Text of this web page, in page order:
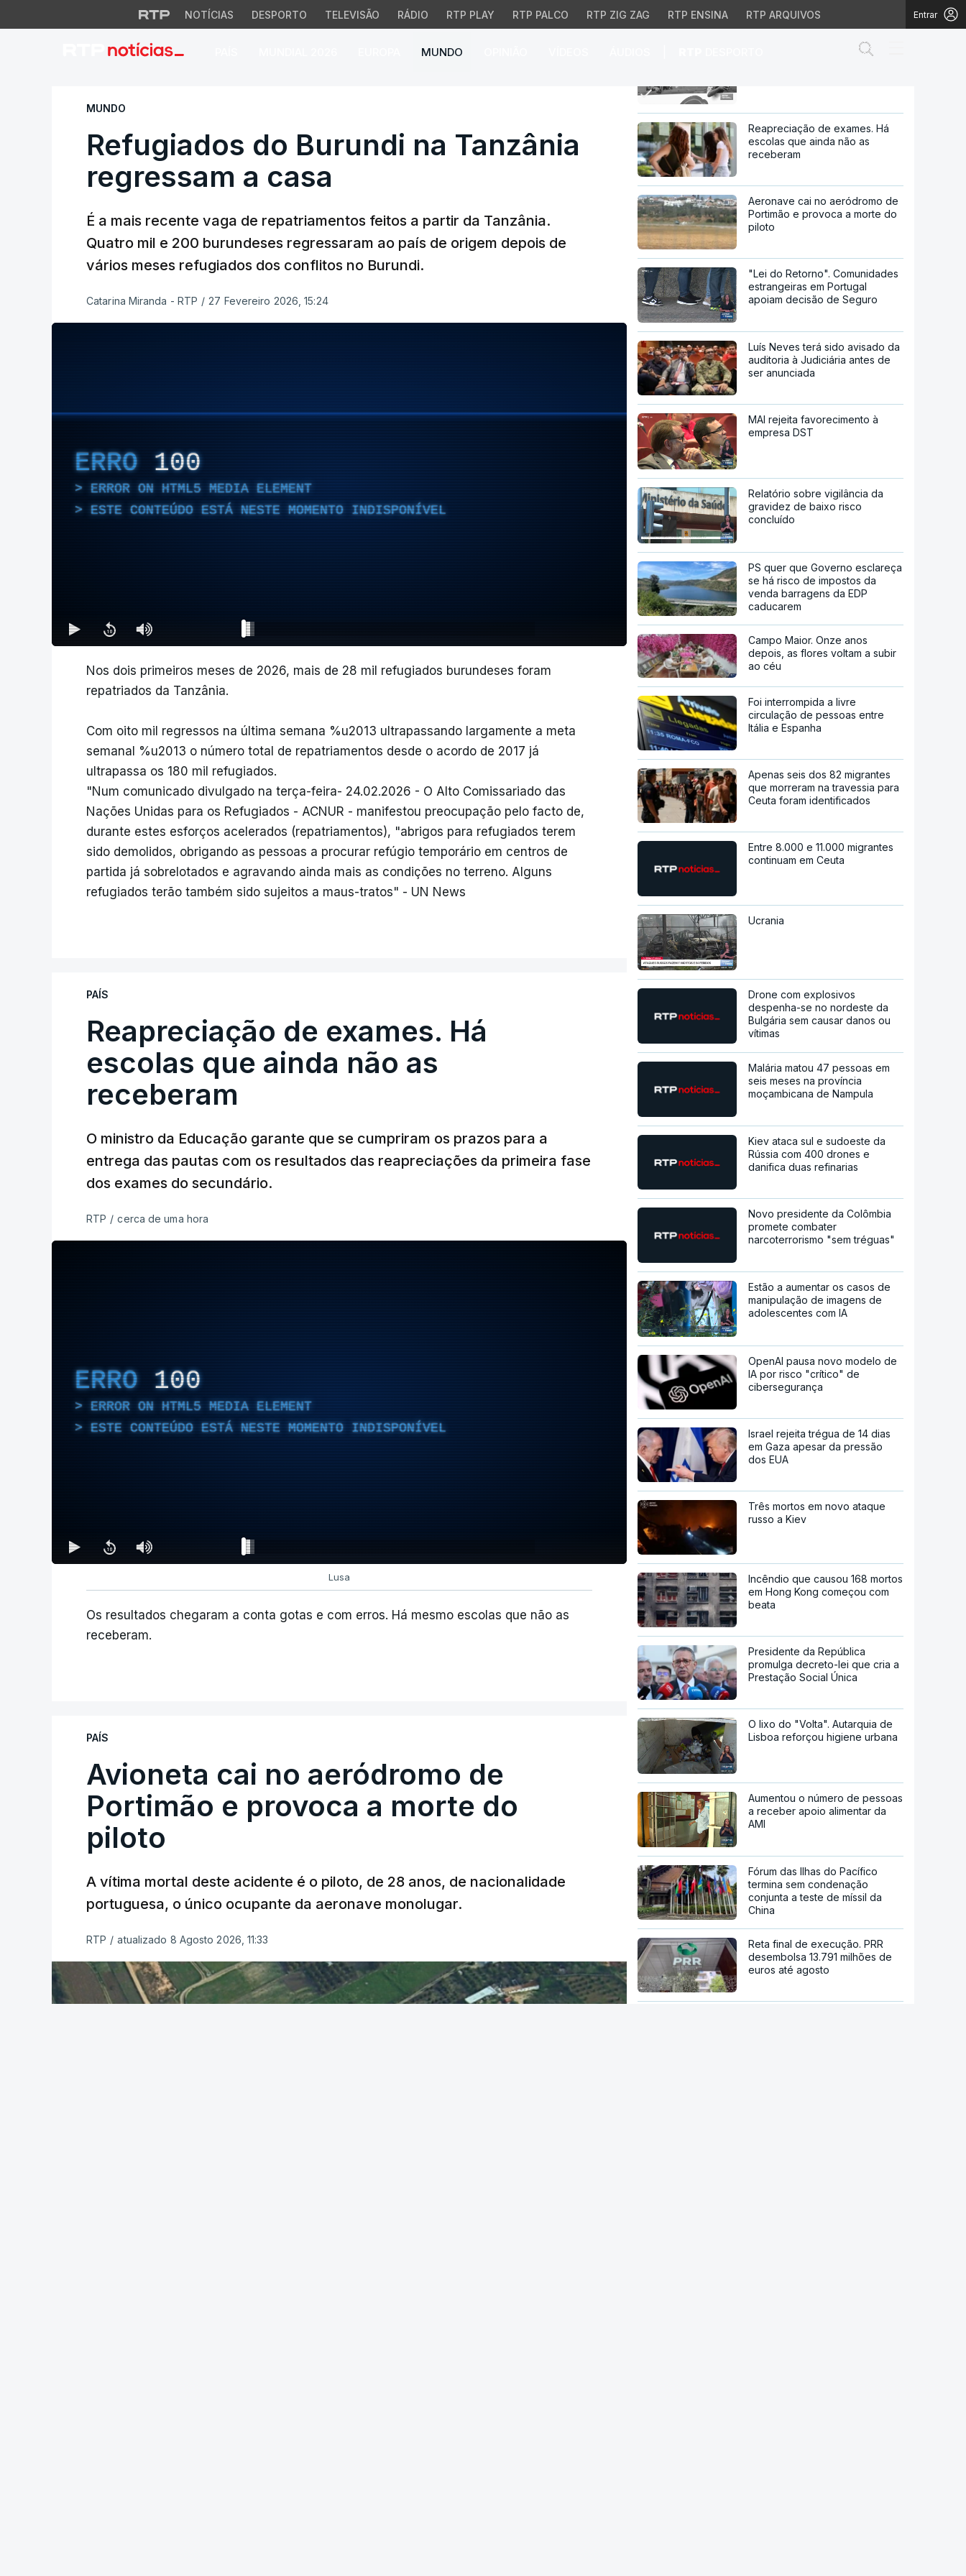
NOTÍCIAS DESPORTO TELEVISÃO RÁDIO RTP PLAY RTP PALCO RTP ZIG ZAG RTP ENSINA RTP ARQUIVOS Entrar
MUNDO
Refugiados do Burundi na Tanzânia regressam a casa
MUNDO
Refugiados do Burundi na Tanzânia
regressam a casa
É a mais recente vaga de repatriamentos feitos a partir da Tanzânia.
Quatro mil e 200 burundeses regressaram ao país de origem depois de
vários meses refugiados dos conflitos no Burundi.
Catarina Miranda - RTP / 27 Fevereiro 2026, 15:24
ERRO 100
ERROR ON HTML5 MEDIA ELEMENT
ESTE CONTEÚDO ESTÁ NESTE MOMENTO INDISPONÍVEL
Nos dois primeiros meses de 2026, mais de 28 mil refugiados burundeses foram
repatriados da Tanzânia.
Com oito mil regressos na última semana %u2013 ultrapassando largamente a meta
semanal %u2013 o número total de repatriamentos desde o acordo de 2017 já
ultrapassa os 180 mil refugiados.
"Num comunicado divulgado na terça-feira- 24.02.2026 - O Alto Comissariado das
Nações Unidas para os Refugiados - ACNUR - manifestou preocupação pelo facto de,
durante estes esforços acelerados (repatriamentos), "abrigos para refugiados terem
sido demolidos, obrigando as pessoas a procurar refúgio temporário em centros de
partida já sobrelotados e agravando ainda mais as condições no terreno. Alguns
refugiados terão também sido sujeitos a maus-tratos" - UN News
PAÍS
Reapreciação de exames. Há
escolas que ainda não as
receberam
O ministro da Educação garante que se cumpriram os prazos para a
entrega das pautas com os resultados das reapreciações da primeira fase
dos exames do secundário.
RTP / cerca de uma hora
ERRO 100
ERROR ON HTML5 MEDIA ELEMENT
ESTE CONTEÚDO ESTÁ NESTE MOMENTO INDISPONÍVEL
Lusa
Os resultados chegaram a conta gotas e com erros. Há mesmo escolas que não as
receberam.
PAÍS
Avioneta cai no aeródromo de
Portimão e provoca a morte do
piloto
A vítima mortal deste acidente é o piloto, de 28 anos, de nacionalidade
portuguesa, o único ocupante da aeronave monolugar.
RTP / atualizado 8 Agosto 2026, 11:33
Refugiados do Burundi na
Reapreciação de exames. Há
escolas que ainda não as
receberam
Aeronave cai no aeródromo de
Portimão e provoca a morte do
piloto
"Lei do Retorno". Comunidades
estrangeiras em Portugal
apoiam decisão de Seguro
Luís Neves terá sido avisado da
auditoria à Judiciária antes de
ser anunciada
MAI rejeita favorecimento à
empresa DST
Relatório sobre vigilância da
gravidez de baixo risco
concluído
PS quer que Governo esclareça
se há risco de impostos da
venda barragens da EDP
caducarem
Campo Maior. Onze anos
depois, as flores voltam a subir
ao céu
Foi interrompida a livre
circulação de pessoas entre
Itália e Espanha
Apenas seis dos 82 migrantes
que morreram na travessia para
Ceuta foram identificados
Entre 8.000 e 11.000 migrantes
continuam em Ceuta
Ucrania
Drone com explosivos
despenha-se no nordeste da
Bulgária sem causar danos ou
vítimas
Malária matou 47 pessoas em
seis meses na província
moçambicana de Nampula
Kiev ataca sul e sudoeste da
Rússia com 400 drones e
danifica duas refinarias
Novo presidente da Colômbia
promete combater
narcoterrorismo "sem tréguas"
Estão a aumentar os casos de
manipulação de imagens de
adolescentes com IA
OpenAI pausa novo modelo de
IA por risco "crítico" de
cibersegurança
Israel rejeita trégua de 14 dias
em Gaza apesar da pressão
dos EUA
Três mortos em novo ataque
russo a Kiev
Incêndio que causou 168 mortos
em Hong Kong começou com
beata
Presidente da República
promulga decreto-lei que cria a
Prestação Social Única
O lixo do "Volta". Autarquia de
Lisboa reforçou higiene urbana
Aumentou o número de pessoas
a receber apoio alimentar da
AMI
Fórum das Ilhas do Pacífico
termina sem condenação
conjunta a teste de míssil da
China
Reta final de execução. PRR
desembolsa 13.791 milhões de
euros até agosto